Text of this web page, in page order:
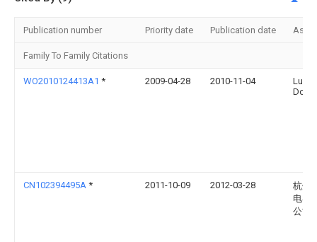
Publication number Priority date Publication date
Family To Family Citations
WO2010124413A1 * 2009-04-28 2010-11-04
Lu
CN102394495A * 2011-10-09 2012-03-28
杭州
电器
公司